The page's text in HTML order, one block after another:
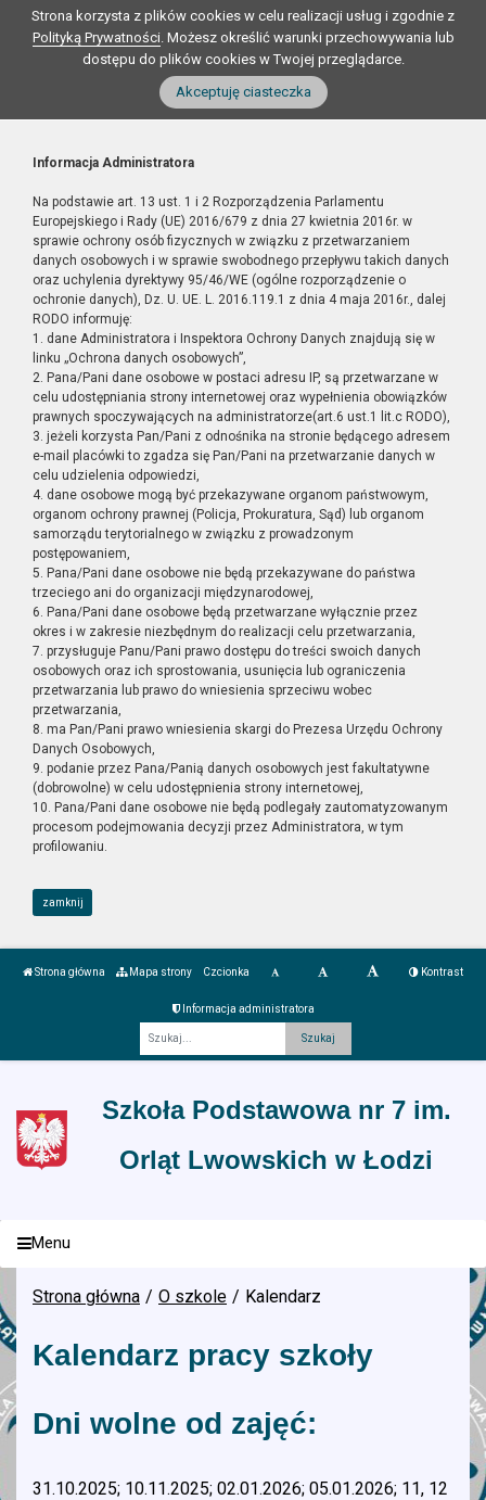
Strona korzysta z plików cookies w celu realizacji usług i zgodnie z
Polityką Prywatności. Możesz określić warunki przechowywania lub
dostępu do plików cookies w Twojej przeglądarce.
Akceptuję ciasteczka
Informacja Administratora
Na podstawie art. 13 ust. 1 i 2 Rozporządzenia Parlamentu
Europejskiego i Rady (UE) 2016/679 z dnia 27 kwietnia 2016r. w
sprawie ochrony osób fizycznych w związku z przetwarzaniem
danych osobowych i w sprawie swobodnego przepływu takich danych
oraz uchylenia dyrektywy 95/46/WE (ogólne rozporządzenie o
ochronie danych), Dz. U. UE. L. 2016.119.1 z dnia 4 maja 2016r., dalej
RODO informuję:
1. dane Administratora i Inspektora Ochrony Danych znajdują się w
linku „Ochrona danych osobowych”,
2. Pana/Pani dane osobowe w postaci adresu IP, są przetwarzane w
celu udostępniania strony internetowej oraz wypełnienia obowiązków
prawnych spoczywających na administratorze(art.6 ust.1 lit.c RODO),
3. jeżeli korzysta Pan/Pani z odnośnika na stronie będącego adresem
e-mail placówki to zgadza się Pan/Pani na przetwarzanie danych w
celu udzielenia odpowiedzi,
4. dane osobowe mogą być przekazywane organom państwowym,
organom ochrony prawnej (Policja, Prokuratura, Sąd) lub organom
samorządu terytorialnego w związku z prowadzonym
postępowaniem,
5. Pana/Pani dane osobowe nie będą przekazywane do państwa
trzeciego ani do organizacji międzynarodowej,
6. Pana/Pani dane osobowe będą przetwarzane wyłącznie przez
okres i w zakresie niezbędnym do realizacji celu przetwarzania,
7. przysługuje Panu/Pani prawo dostępu do treści swoich danych
osobowych oraz ich sprostowania, usunięcia lub ograniczenia
przetwarzania lub prawo do wniesienia sprzeciwu wobec
przetwarzania,
8. ma Pan/Pani prawo wniesienia skargi do Prezesa Urzędu Ochrony
Danych Osobowych,
9. podanie przez Pana/Panią danych osobowych jest fakultatywne
(dobrowolne) w celu udostępnienia strony internetowej,
10. Pana/Pani dane osobowe nie będą podlegały zautomatyzowanym
procesom podejmowania decyzji przez Administratora, w tym
profilowaniu.
zamknij
Strona główna Mapa strony Czcionka Kontrast
Informacja administratora
Szkoła Podstawowa nr 7 im.
Orląt Lwowskich w Łodzi
Menu
Strona główna O szkole Kalendarz
Kalendarz pracy szkoły
Dni wolne od zajęć:
31.10.2025; 10.11.2025; 02.01.2026; 05.01.2026; 11, 12